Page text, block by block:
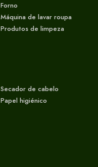
Forno
Máquina de lavar roupa
Produtos de limpeza
Secador de cabelo
Papel higiénico